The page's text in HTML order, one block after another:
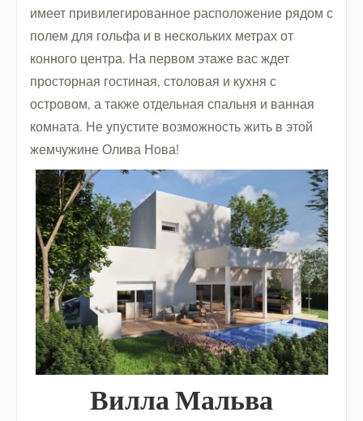
имеет привилегированное расположение рядом с
полем для гольфа и в нескольких метрах от
конного центра. На первом этаже вас ждет
просторная гостиная, столовая и кухня с
островом, а также отдельная спальня и ванная
комната. Не упустите возможность жить в этой
жемчужине Олива Нова!
Вилла Мальва